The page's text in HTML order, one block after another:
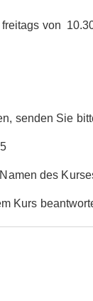
von
senden Sie
des
Kurs